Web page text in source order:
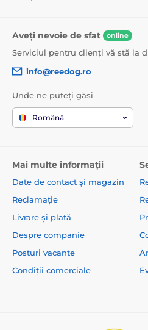
Aveți nevoie de sfat online
Serviciul pentru clienți vă stă la
info@reedog.ro
Unde ne puteți găsi
Română
Mai multe informații
Date de contact și magazin
Reclamație
Livrare și plată
Despre companie
Posturi vacante
Condiții comerciale